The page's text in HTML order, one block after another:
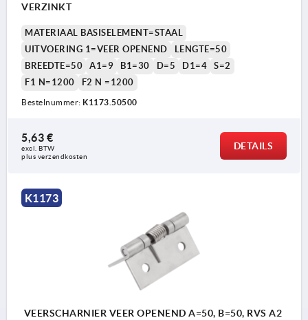
VERZINKT
MATERIAAL BASISELEMENT=STAAL
UITVOERING 1=VEER OPENEND
LENGTE=50
BREEDTE=50
A1=9 B1=30 D=5 D1=4
S=2
F1 N=1200
F2 N =1200
Bestelnummer: K1173.50500
5,63 €
excl. BTW
plus verzendkosten
DETAILS
K1173
VEERSCHARNIER VEER OPENEND A=50, B=50, RVS A2